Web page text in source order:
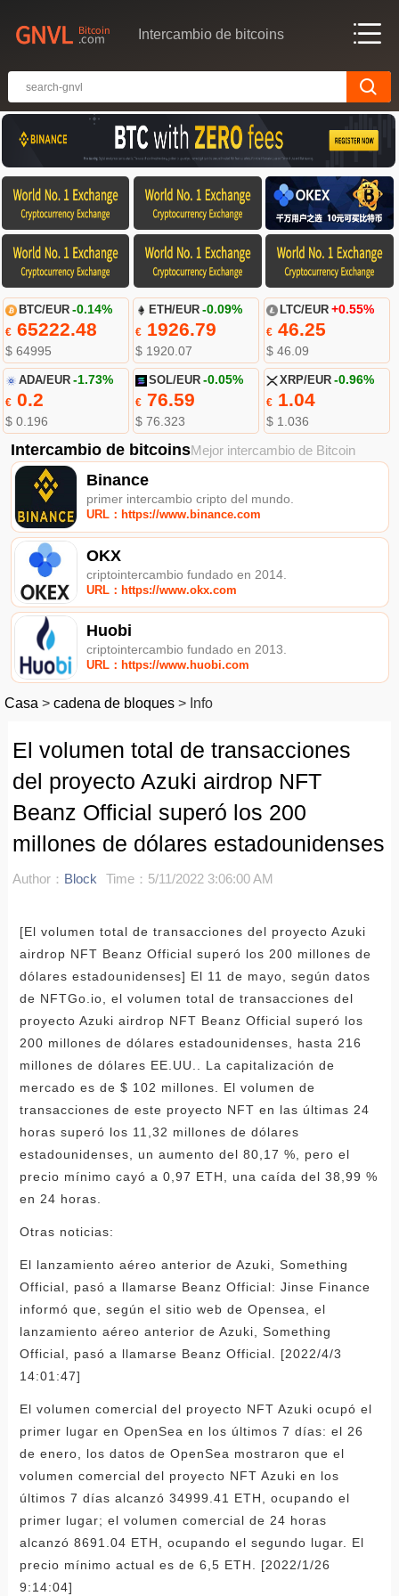
Intercambio de bitcoins
BTC/EUR -0.14%
€65222.48
$ 64995
ETH/EUR -0.09%
€ 1926.79
$ 1920.07
LTC/EUR +0.55%
€46.25
$ 46.09
ADA/EUR -1.73%
€0.2
$ 0.196
SOL/EUR -0.05%
€ 76.59
$ 76.323
XRP/EUR -0.96%
€1.04
$ 1.036
Intercambio de bitcoinsMejor intercambio de Bitcoin
Binance
primer intercambio cripto del mundo.
URL：https://www.binance.com
OKX
criptointercambio fundado en 2014.
URL：https://www.okx.com
Huobi
criptointercambio fundado en 2013.
URL：https://www.huobi.com
Casa > cadena de bloques > Info
El volumen total de transacciones
del proyecto Azuki airdrop NFT
Beanz Official superó los 200
millones de dólares estadounidenses
Author： Block Time：5/11/2022 3:06:00 AM
[El volumen total de transacciones del proyecto Azuki
airdrop NFT Beanz Official superó los 200 millones de
dólares estadounidenses] El 11 de mayo, según datos
de NFTGo.io, el volumen total de transacciones del
proyecto Azuki airdrop NFT Beanz Official superó los
200 millones de dólares estadounidenses, hasta 216
millones de dólares EE.UU.. La capitalización de
mercado es de $ 102 millones. El volumen de
transacciones de este proyecto NFT en las últimas 24
horas superó los 11,32 millones de dólares
estadounidenses, un aumento del 80,17 %, pero el
precio mínimo cayó a 0,97 ETH, una caída del 38,99 %
en 24 horas.
Otras noticias:
El lanzamiento aéreo anterior de Azuki, Something
Official, pasó a llamarse Beanz Official: Jinse Finance
informó que, según el sitio web de Opensea, el
lanzamiento aéreo anterior de Azuki, Something
Official, pasó a llamarse Beanz Official. [2022/4/3
14:01:47]
El volumen comercial del proyecto NFT Azuki ocupó el
primer lugar en OpenSea en los últimos 7 días: el 26
de enero, los datos de OpenSea mostraron que el
volumen comercial del proyecto NFT Azuki en los
últimos 7 días alcanzó 34999.41 ETH, ocupando el
primer lugar; el volumen comercial de 24 horas
alcanzó 8691.04 ETH, ocupando el segundo lugar. El
precio mínimo actual es de 6,5 ETH. [2022/1/26
9:14:04]